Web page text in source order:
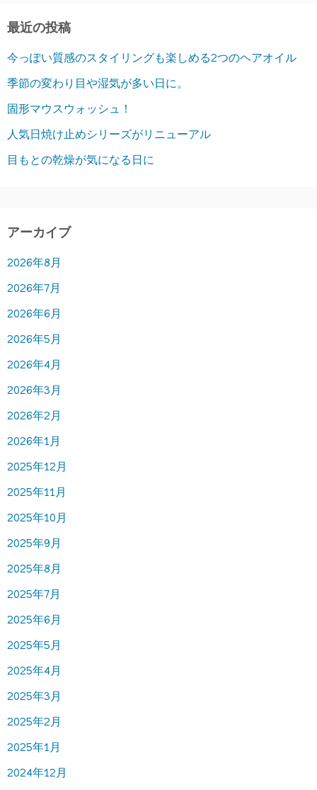
ペ
ー
ジ
り
最近の投稿
今っぽい質感のスタイリングも楽しめる2つのヘアオイル
季節の変わり目や湿気が多い日に。
固形マウスウォッシュ！
人気日焼け止めシリーズがリニューアル
目もとの乾燥が気になる日に
アーカイブ
2026年8月
2026年7月
2026年6月
2026年5月
2026年4月
2026年3月
2026年2月
2026年1月
2025年12月
2025年11月
2025年10月
2025年9月
2025年8月
2025年7月
2025年6月
2025年5月
2025年4月
2025年3月
2025年2月
2025年1月
2024年12月